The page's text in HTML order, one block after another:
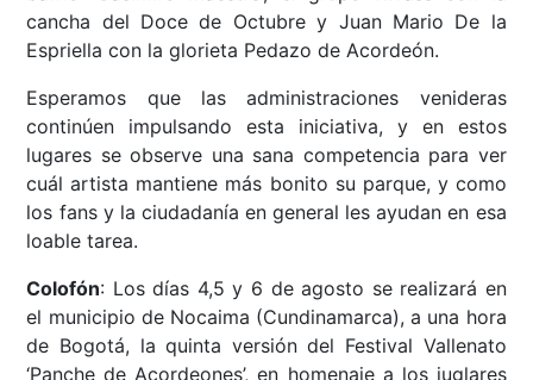
cancha del Doce de Octubre y Juan Mario De la
Espriella con la glorieta Pedazo de Acordeón.
Esperamos que las administraciones venideras
continúen impulsando esta iniciativa, y en estos
lugares se observe una sana competencia para ver
cuál artista mantiene más bonito su parque, y como
los fans y la ciudadanía en general les ayudan en esa
loable tarea.
Colofón: Los días 4,5 y 6 de agosto se realizará en
el municipio de Nocaima (Cundinamarca), a una hora
de Bogotá, la quinta versión del Festival Vallenato
‘Panche de Acordeones’, en homenaje a los juglares